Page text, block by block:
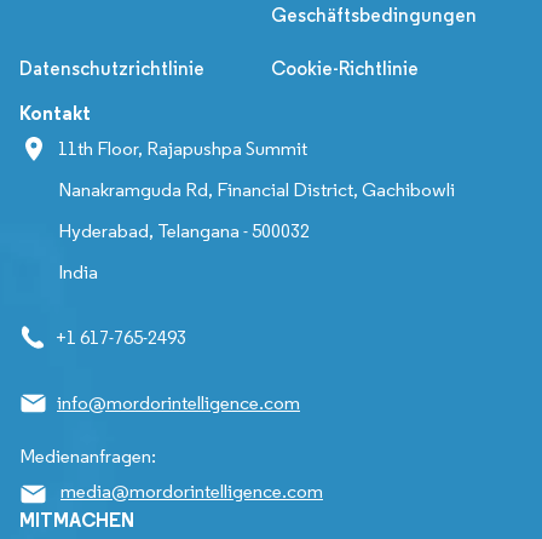
Geschäftsbedingungen
Datenschutzrichtlinie Cookie-Richtlinie
Kontakt
11th Floor, Rajapushpa Summit
Nanakramguda Rd, Financial District, Gachibowli
Hyderabad, Telangana - 500032
India
+1 617-765-2493
info@mordorintelligence.com
Medienanfragen:
media@mordorintelligence.com
MITMACHEN